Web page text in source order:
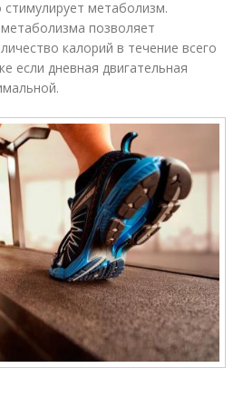
метаболизм.
позволяет
калорий в течение всего
если дневная двигательная